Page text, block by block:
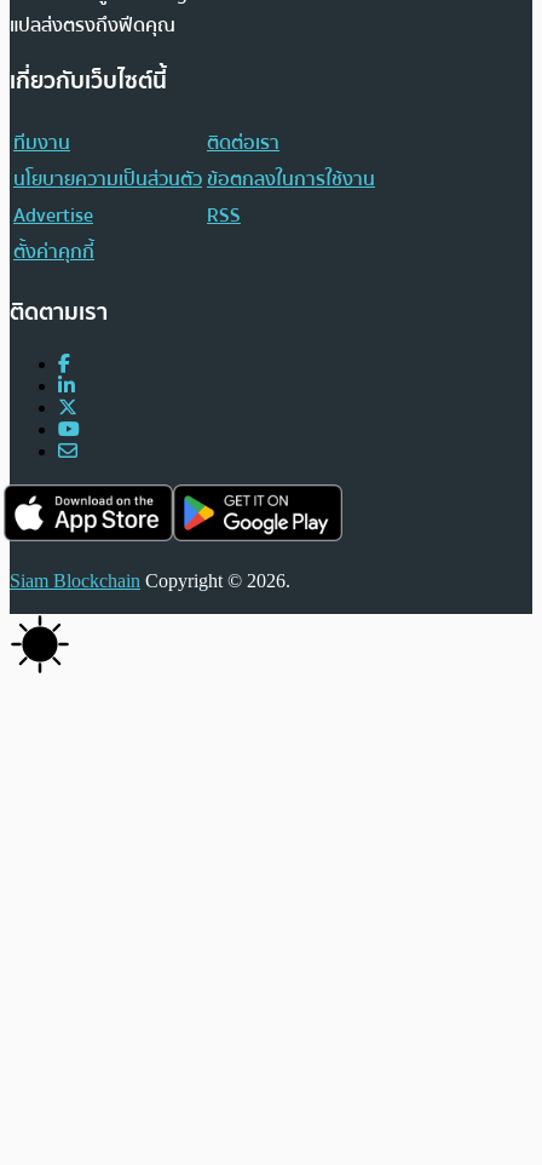
แปลส่งตรงถึงฟีดคุณ
เกี่ยวกับเว็บไซต์นี้
ทีมงาน
ติดต่อเรา
นโยบายความเป็นส่วนตัวข้อตกลงในการใช้งาน
Advertise
RSS
ตั้งค่าคุกกี้
ติดตามเรา
Siam Blockchain Copyright © 2026.